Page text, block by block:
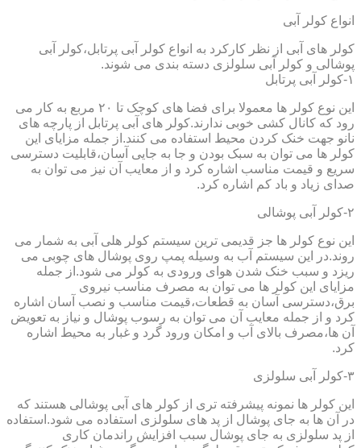
انواع کولر آبی
کولر های آبی از نظر کارکرد به انواع کولر آبی پرتابل،کولر آبی
پوشالی و کولر آبی سلولزی دسته بندی می شوند.
۱-کولر آبی پرتابل
این نوع کولر ها معمولا برای فضا های کوچک تا ۲۰ مربع به کار می
رود که کانال کشی خوبی ندارند.کولر های آبی پرتابل از پارچه های
نانو جهت خنک کردن محیط استفاده می کنند.از جمله مزایای این
کولر ها می توان به سبک بودن و جا به جایی آسان،قابلیت دسترسی
سریع و قیمت مناسب اشاره کرد و از معایب آن نیز می توان به
صدای زیاد و باد کم اشاره کرد.
۲-کولر آبی پوشالی
این نوع کولر ها جز قدیمی ترین سیستم کولر هلی آبی به شمار می
روند.در این سیستم آب به وسیله پمپ روی پوشال های چوبی می
ریزد و سبب خنک شدن هوای ورودی به کولر می شود.از جمله
مزایای این کولر ها می توان به مصرف مناسب نیروی
برق،دسترسی آسان به قطعات،قیمت مناسب و نصب آسان اشاره
کرد و از جمله معایب آن می توان به رسوب پوشال و نیاز به تعویض
آن ها،مصرف بالای آب و امکان ورود گرد و غبار به محیط اشاره
کرد.
۳-کولر آبی سلولزی
این کولر ها نمونه پیشرفته تری از کولر های آبی پوشالی هستند که
در آن ها به جای پوشال از پد های سلولزی استفاده می شود.استفاده
از پد سلولزی به جای پوشال سبب افزایش راندمان کاری